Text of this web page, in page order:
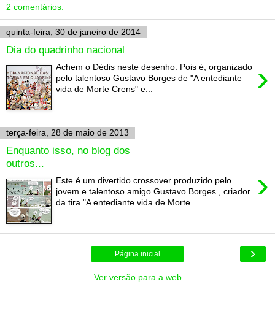
2 comentários:
quinta-feira, 30 de janeiro de 2014
Dia do quadrinho nacional
›
Achem o Dédis neste desenho. Pois é, organizado
pelo talentoso Gustavo Borges de "A entediante
vida de Morte Crens" e...
terça-feira, 28 de maio de 2013
Enquanto isso, no blog dos
outros...
›
Este é um divertido crossover produzido pelo
jovem e talentoso amigo Gustavo Borges , criador
da tira "A entediante vida de Morte ...
›
Página inicial
Ver versão para a web